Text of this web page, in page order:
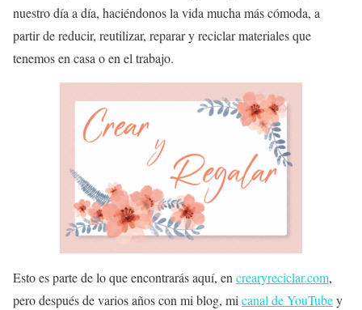
nuestro día a día, haciéndonos la vida mucha más cómoda, a
partir de reducir, reutilizar, reparar y reciclar materiales que
tenemos en casa o en el trabajo.
Esto es parte de lo que encontrarás aquí, encrearyreciclar.com,
pero después de varios años con mi blog, micanal de YouTubey